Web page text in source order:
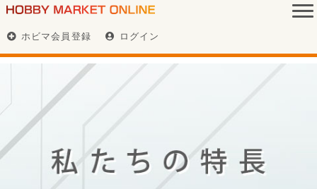
ホビマ会員登録 ログイン